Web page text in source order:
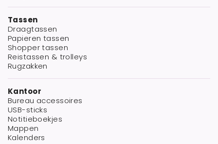
Tassen
Draagtassen
Papieren tassen
Shopper tassen
Reistassen & trolleys
Rugzakken
Kantoor
Bureau accessoires
USB-sticks
Notitieboekjes
Mappen
Kalenders